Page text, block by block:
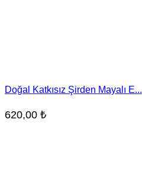
Doğal Katkısız Şirden Mayalı E...
620,00 ₺